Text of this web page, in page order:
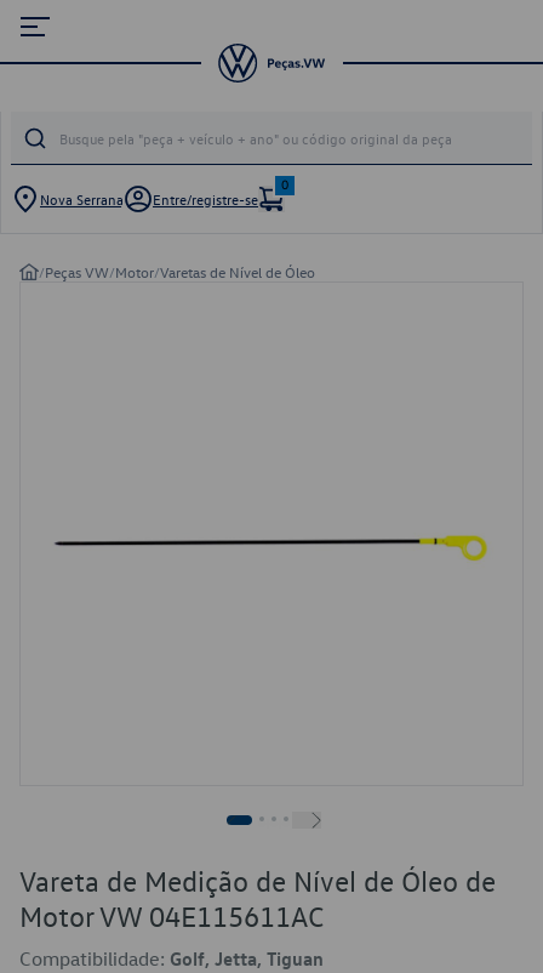
Nova Serrana Entre/registre-se
0
/Peças VW/Motor/Varetas de Nível de Óleo
Vareta de Medição de Nível de Óleo de
Motor VW 04E115611AC
Compatibilidade: Golf, Jetta, Tiguan